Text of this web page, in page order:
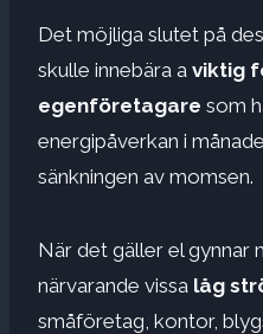
Det möjliga slutet på
skulle innebära a viktig
egenföretagare som
energipåverkan i
sänkningen av momsen.
När det gäller el gynnar
närvarande vissa låg
småföretag, kontor,